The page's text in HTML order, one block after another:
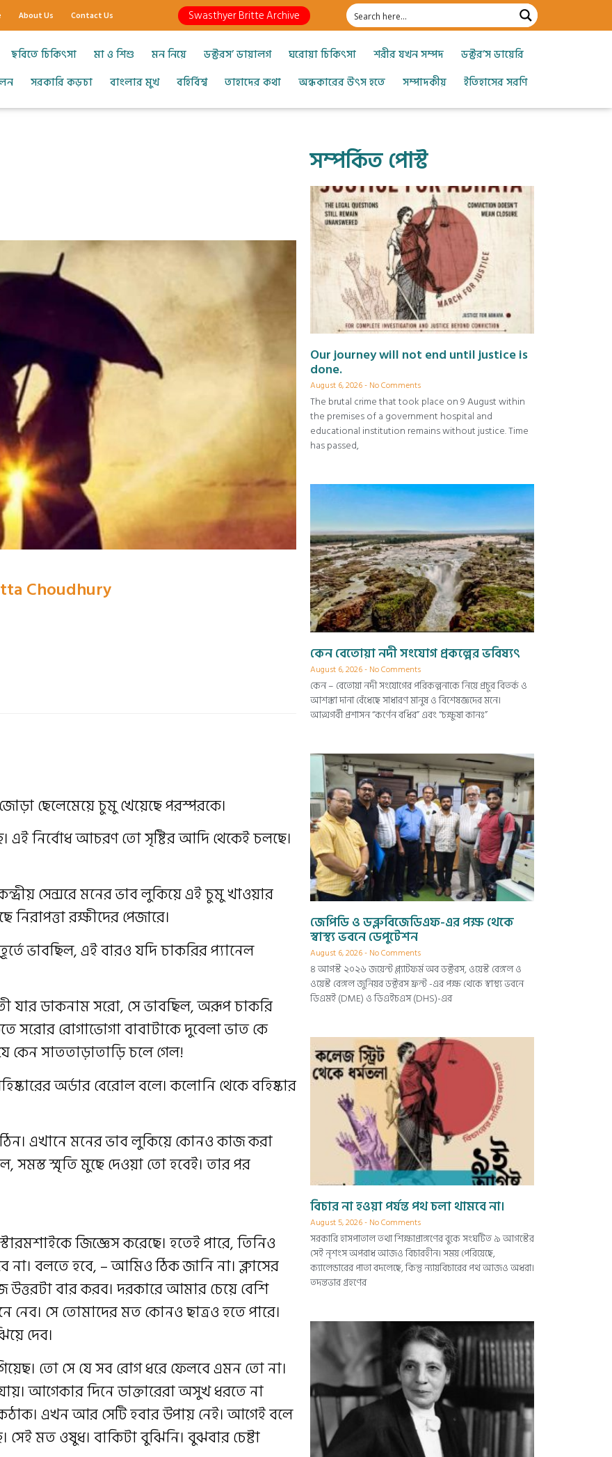
About Us Contact Us Swasthyer Britte Archive
ছবিতে চিকিৎসা মা ও শিশু মন নিয়ে ডক্টরস’ ডায়ালগ ঘরোয়া চিকিৎসা শরীর যখন সম্পদ
ডক্টর’স ডায়েরি
সরকারি কড়চা বাংলার মুখ বহির্বিশ্ব তাহাদের কথা অন্ধকারের উৎস হতে সম্পাদকীয় ইতিহাসের সরণি
Choudhury
ছেলেমেয়ে চুমু খেয়েছে পরস্পরকে।
এই নির্বোধ আচরণ তো সৃষ্টির আদি থেকেই চলছে।
সেন্সরে মনের ভাব লুকিয়ে এই চুমু খাওয়ার
রক্ষীদের পেজারে।
ভাবছিল, এই বারও যদি চাকরির প্যানেল
যার ডাকনাম সরো, সে ভাবছিল, অরূপ চাকরি
সরোর রোগাভোগা বাবাটাকে দুবেলা ভাত কে
কেন সাততাড়াতাড়ি চলে গেল!
অর্ডার বেরোল বলে। কলোনি থেকে বহিষ্কার
এখানে মনের ভাব লুকিয়ে কোনও কাজ করা
সমস্ত স্মৃতি মুছে দেওয়া তো হবেই। তার পর
জিজ্ঞেস করেছে। হতেই পারে, তিনিও
না। বলতে হবে, – আমিও ঠিক জানি না। ক্লাসের
উত্তরটা বার করব। দরকারে আমার চেয়ে বেশি
সে তোমাদের মত কোনও ছাত্রও হতে পারে।
দেব।
তো সে যে সব রোগ ধরে ফেলবে এমন তো না।
আগেকার দিনে ডাক্তারেরা অসুখ ধরতে না
এখন আর সেটি হবার উপায় নেই। আগেই বলে
মত ওষুধ। বাকিটা বুঝিনি। বুঝবার চেষ্টা
সম্পর্কিত পোস্ট
Our journey will not end until justice is
done.
August 6, 2026 No Comments
The brutal crime that took place on 9 August within
the premises of a government hospital and
educational institution remains without justice. Time
has passed,
কেন বেতোয়া নদী সংযোগ প্রকল্পের ভবিষ্যৎ
August 6, 2026 No Comments
কেন – বেতোয়া নদী সংযোগের পরিকল্পনাকে নিয়ে প্রচুর বিতর্ক ও
আশঙ্কা দানা বেঁধেছে সাধারণ মানুষ ও বিশেষজ্ঞদের মনে।
আত্মগর্বী প্রশাসন “কর্ণেন বধির” এবং “চক্ষুষা কানঃ”
জেপিডি ও ডব্লুবিজেডিএফ-এর পক্ষ থেকে
স্বাস্থ্য ভবনে ডেপুটেশন
August 6, 2026 No Comments
৪ আগস্ট ২০২৬ জয়েন্ট প্ল্যাটফর্ম অব ডক্টরস, ওয়েস্ট বেঙ্গল ও
ওয়েস্ট বেঙ্গল জুনিয়র ডক্টরস ফ্রন্ট -এর পক্ষ থেকে স্বাস্থ্য ভবনে
ডিএমই (DME) ও ডিএইচএস (DHS)-এর
বিচার না হওয়া পর্যন্ত পথ চলা থামবে না।
August 5, 2026 No Comments
সরকারি হাসপাতাল তথা শিক্ষাপ্রাঙ্গণের বুকে সংঘটিত ৯ আগস্টের
সেই নৃশংস অপরাধ আজও বিচারহীন। সময় পেরিয়েছে,
ক্যালেন্ডারের পাতা বদলেছে, কিন্তু ন্যায়বিচারের পথ আজও অধরা।
তদন্তভার গ্রহণের